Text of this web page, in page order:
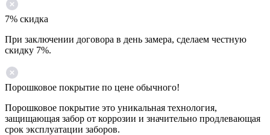
7% скидка
При заключении договора в день замера, сделаем честную
скидку 7%.
Порошковое покрытие по цене обычного!
Порошковое покрытие это уникальная технология,
защищающая забор от коррозии и значительно продлевающая
срок эксплуатации заборов.